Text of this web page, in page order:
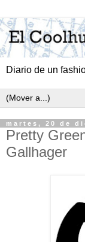
Diario de un
martes, 20 de
Pretty
Gallhager